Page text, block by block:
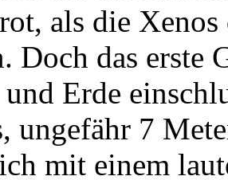
als die
Doch das erste
und Erde
ungefähr 7
mit einem